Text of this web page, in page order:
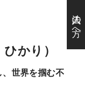
法人の方へ
かり）
世界を掴む不